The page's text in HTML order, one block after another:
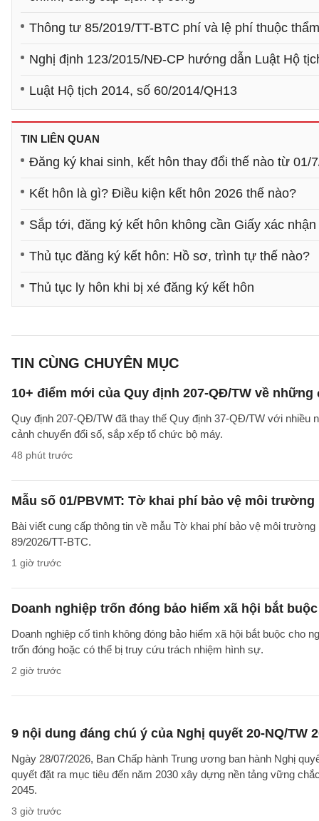
Thông tư 85/2019/TT-BTC phí và lệ phí thuộc
Nghị định 123/2015/NĐ-CP hướng dẫn Luật Hộ
Luật Hộ tịch 2014, số 60/2014/QH13
TIN LIÊN QUAN
Đăng ký khai sinh, kết hôn thay đổi thế nào từ 01/
Kết hôn là gì? Điều kiện kết hôn 2026 thế nào?
Sắp tới, đăng ký kết hôn không cần Giấy xác
Thủ tục đăng ký kết hôn: Hồ sơ, trình tự thế nào?
Thủ tục ly hôn khi bị xé đăng ký kết hôn
TIN CÙNG CHUYÊN MỤC
10+ điểm mới của Quy định 207-QĐ/TW về
Quy định 207-QĐ/TW đã thay thế Quy định 37-QĐ/TW với
cảnh chuyển đổi số, sắp xếp tổ chức bộ máy.
48 phút trước
Mẫu số 01/PBVMT: Tờ khai phí bảo vệ môi trường
Bài viết cung cấp thông tin về mẫu Tờ khai phí bảo vệ môi
89/2026/TT-BTC.
1 giờ trước
Doanh nghiệp trốn đóng bảo hiểm xã hội bắt
Doanh nghiệp cố tình không đóng bảo hiểm xã hội bắt buộc cho
trốn đóng hoặc có thể bị truy cứu trách nhiệm hình sự.
2 giờ trước
9 nội dung đáng chú ý của Nghị quyết 20-NQ/TW
Ngày 28/07/2026, Ban Chấp hành Trung ương ban hành Nghị
quyết đặt ra mục tiêu đến năm 2030 xây dựng nền tảng vững
2045.
3 giờ trước